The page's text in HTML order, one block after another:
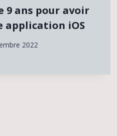
9 ans pour avoir
application iOS
2022